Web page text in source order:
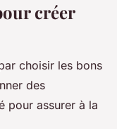
créer
choisir les bons
des
pour assurer à la